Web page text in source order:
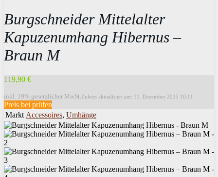
Burgschneider Mittelalter
Kapuzenumhang Hibernus –
Braun M
119,90 €
inkl. 19% gesetzlicher MwSt. Zuletzt aktualisiert am: 31. Dezember 2025 10:11
Preis bei prüfen
Markt Accessoires, Umhänge